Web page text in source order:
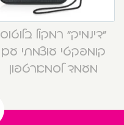
“דינמיק” רמקול בלוטוס
קומפקטי עוצמתי עם
מעמד לסמארטפון